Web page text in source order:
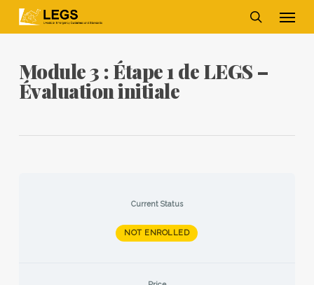
search
Module 3 : Étape 1 de LEGS –
Évaluation initiale
Current Status
NOT ENROLLED